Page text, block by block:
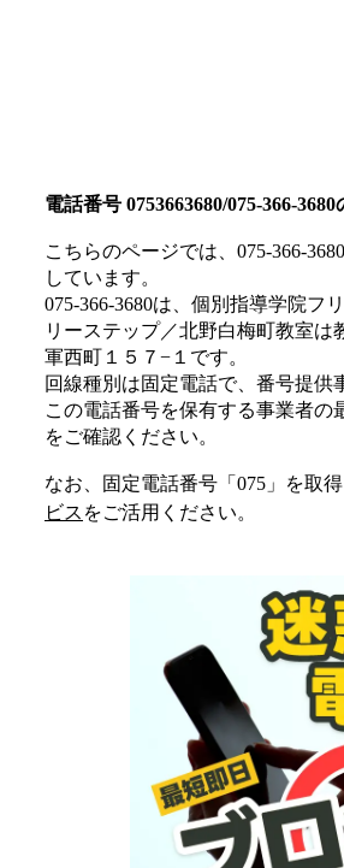
電話番号 0753663680/075-366-3680
こちらのページでは、 075-366-3680
しています。
075-366-3680は、 個別指導学院フ
リーステップ／北野白梅町教室は
軍西町１５７−１ です。
回線種別は固定電話で、番号提供
この電話番号を保有する事業者の
をご確認ください。
なお、固定電話番号「 075 」を取
ビス をご活用ください。